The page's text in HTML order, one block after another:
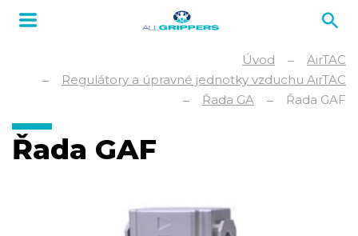
Úvod
AirTAC
Regulátory a úpravné jednotky vzduchu AirTAC
Řada GA
Řada GAF
Řada GAF